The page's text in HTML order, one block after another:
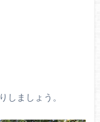
しましょう。